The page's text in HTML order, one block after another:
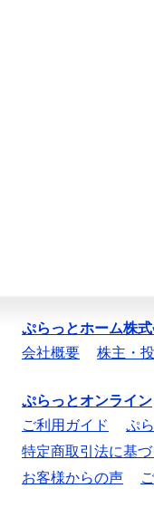
ぷらっとホーム株
会社概要
株主・
ぷらっとオンライン
ご利用ガイド
ぷ
特定商取引法に基
お客様からの声